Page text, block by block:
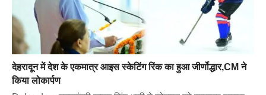
देहरादून में देश के एकमात्र आइस स्केटिंग रिंक का हुआ जीर्णोद्धार,CM ने
किया लोकार्पण